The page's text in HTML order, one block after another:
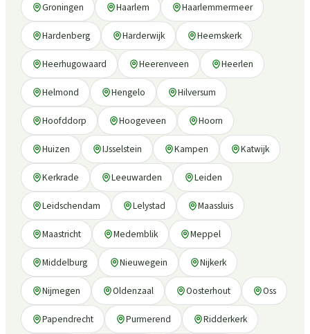
Groningen Haarlem Haarlemmermeer
Hardenberg Harderwijk Heemskerk
Heerhugowaard Heerenveen Heerlen
Helmond Hengelo Hilversum
Hoofddorp Hoogeveen Hoorn
Huizen IJsselstein Kampen Katwijk
Kerkrade Leeuwarden Leiden
Leidschendam Lelystad Maassluis
Maastricht Medemblik Meppel
Middelburg Nieuwegein Nijkerk
Nijmegen Oldenzaal Oosterhout Oss
Papendrecht Purmerend Ridderkerk